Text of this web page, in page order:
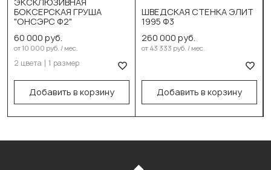
БОКСЕРСКАЯ ГРУША
"ОНСЭРС Ф2"
60 000 руб.
от 10 000 руб. / мес.
2 цвета 1 размер
Добавить в корзину
Синий
Жёлтый
Выберите размер:
60см/30см/20кг
В корзину
ШВЕДСКАЯ СТЕНКА ЭЛИТ
1995 Ф3
260 000 руб.
от 43 333 руб. / мес.
Добавить в корзину
В корзину